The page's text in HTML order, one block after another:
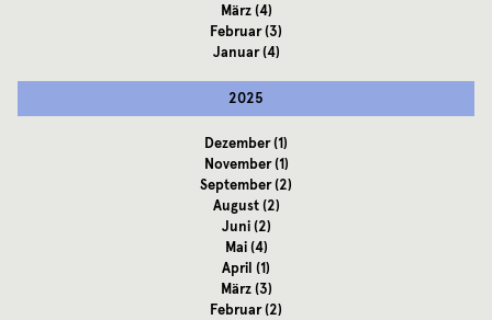
März(4)
Februar(3)
Januar(4)
2025
Dezember(1)
November(1)
September(2)
August(2)
Juni(2)
Mai(4)
April (1)
März(3)
Februar(2)